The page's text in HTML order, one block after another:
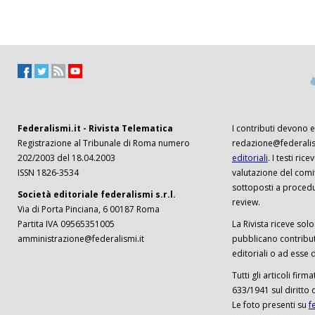
Federalismi.it - Rivista Telematica
Registrazione al Tribunale di Roma numero
202/2003 del 18.04.2003
ISSN 1826-3534
Società editoriale federalismi s.r.l.
Via di Porta Pinciana, 6 00187 Roma
Partita IVA 09565351005
amministrazione@federalismi.it
I contributi devono
editoriali. I testi
valutazione del
sottoposti a
review.
La Rivista riceve
pubblicano
editoriali o ad esse
Tutti gli articoli
633/1941 sul diritto
Le foto presenti su